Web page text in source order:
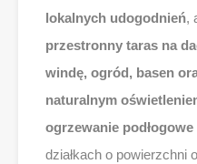
lokalnych udogodnień,
przestronny taras na
windę, ogród, basen
naturalnym
ogrzewanie podłogowe
działkach o powierzchni